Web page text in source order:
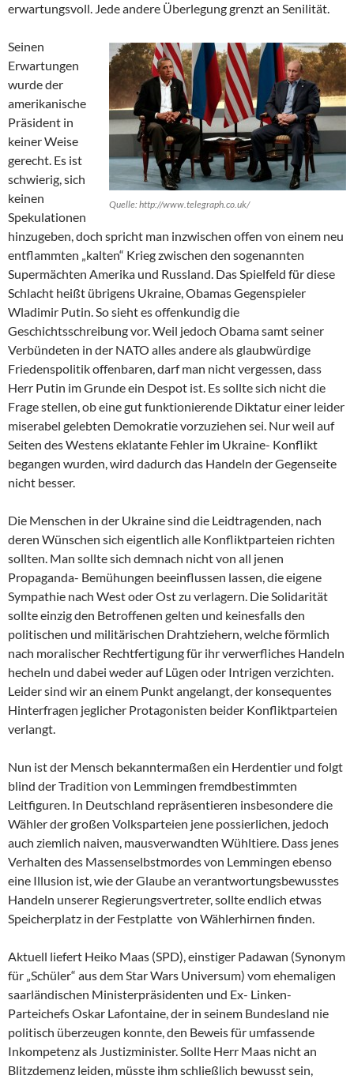
erwartungsvoll. Jede andere Überlegung grenzt an Senilität.
Quelle: http://www.telegraph.co.uk/
Seinen
Erwartungen
wurde der
amerikanische
Präsident in
keiner Weise
gerecht. Es ist
schwierig, sich
keinen
Spekulationen
hinzugeben, doch spricht man inzwischen offen von einem neu
entflammten „kalten“ Krieg zwischen den sogenannten
Supermächten Amerika und Russland. Das Spielfeld für diese
Schlacht heißt übrigens Ukraine, Obamas Gegenspieler
Wladimir Putin. So sieht es offenkundig die
Geschichtsschreibung vor. Weil jedoch Obama samt seiner
Verbündeten in der NATO alles andere als glaubwürdige
Friedenspolitik offenbaren, darf man nicht vergessen, dass
Herr Putin im Grunde ein Despot ist. Es sollte sich nicht die
Frage stellen, ob eine gut funktionierende Diktatur einer leider
miserabel gelebten Demokratie vorzuziehen sei. Nur weil auf
Seiten des Westens eklatante Fehler im Ukraine- Konflikt
begangen wurden, wird dadurch das Handeln der Gegenseite
nicht besser.
Die Menschen in der Ukraine sind die Leidtragenden, nach
deren Wünschen sich eigentlich alle Konfliktparteien richten
sollten. Man sollte sich demnach nicht von all jenen
Propaganda- Bemühungen beeinflussen lassen, die eigene
Sympathie nach West oder Ost zu verlagern. Die Solidarität
sollte einzig den Betroffenen gelten und keinesfalls den
politischen und militärischen Drahtziehern, welche förmlich
nach moralischer Rechtfertigung für ihr verwerfliches Handeln
hecheln und dabei weder auf Lügen oder Intrigen verzichten.
Leider sind wir an einem Punkt angelangt, der konsequentes
Hinterfragen jeglicher Protagonisten beider Konfliktparteien
verlangt.
Nun ist der Mensch bekanntermaßen ein Herdentier und folgt
blind der Tradition von Lemmingen fremdbestimmten
Leitfiguren. In Deutschland repräsentieren insbesondere die
Wähler der großen Volksparteien jene possierlichen, jedoch
auch ziemlich naiven, mausverwandten Wühltiere. Dass jenes
Verhalten des Massenselbstmordes von Lemmingen ebenso
eine Illusion ist, wie der Glaube an verantwortungsbewusstes
Handeln unserer Regierungsvertreter, sollte endlich etwas
Speicherplatz in der Festplatte von Wählerhirnen finden.
Aktuell liefert Heiko Maas (SPD), einstiger Padawan (Synonym
für „Schüler“ aus dem Star Wars Universum) vom ehemaligen
saarländischen Ministerpräsidenten und Ex- Linken-
Parteichefs Oskar Lafontaine, der in seinem Bundesland nie
politisch überzeugen konnte, den Beweis für umfassende
Inkompetenz als Justizminister. Sollte Herr Maas nicht an
Blitzdemenz leiden, müsste ihm schließlich bewusst sein,